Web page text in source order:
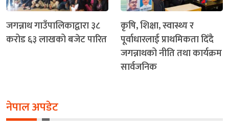
जगन्नाथ गाउँपालिकाद्वारा ३८
करोड ६३ लाखको बजेट पारित
कृषि, शिक्षा, स्वास्थ्य र
पूर्वाधारलाई प्राथमिकता दिँदै
जगन्नाथको नीति तथा कार्यक्रम
सार्वजनिक
नेपाल अपडेट